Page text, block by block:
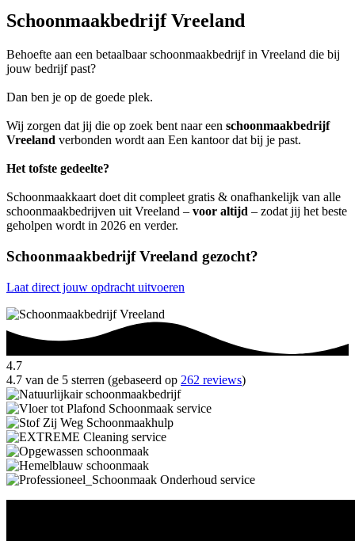
Schoonmaakbedrijf Vreeland
Behoefte aan een betaalbaar schoonmaakbedrijf in Vreeland die bij
jouw bedrijf past?
Dan ben je op de goede plek.
Wij zorgen dat jij die op zoek bent naar een schoonmaakbedrijf
Vreeland verbonden wordt aan Een kantoor dat bij je past.
Het tofste gedeelte?
Schoonmaakkaart doet dit compleet gratis & onafhankelijk van alle
schoonmaakbedrijven uit Vreeland – voor altijd – zodat jij het beste
geholpen wordt in 2026 en verder.
Schoonmaakbedrijf Vreeland gezocht?
Laat direct jouw opdracht uitvoeren
4.7
4.7 van de 5 sterren (gebaseerd op 262 reviews)